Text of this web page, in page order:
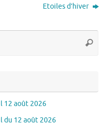
Etoiles d’hiver
12 août 2026
du 12 août 2026